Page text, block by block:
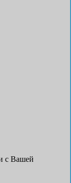
с Вашей